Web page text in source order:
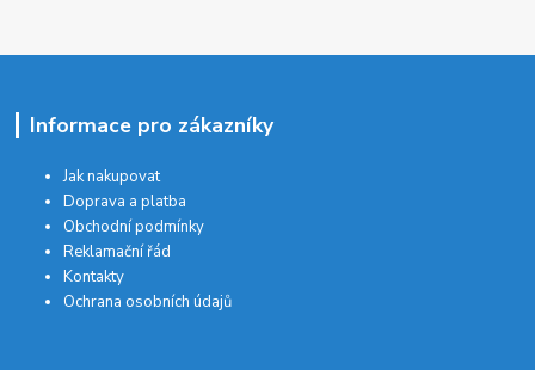
Informace pro zákazníky
Jak nakupovat
Doprava a platba
Obchodní podmínky
Reklamační řád
Kontakty
Ochrana osobních údajů